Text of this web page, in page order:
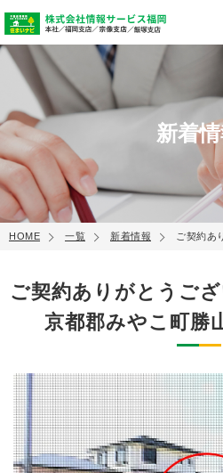
新着
HOME 一覧 新着情報 ご契約あ
ご契約ありがとうご
京都郡みやこ町勝